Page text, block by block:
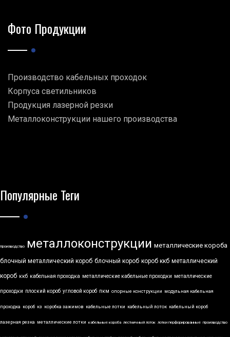
Фото Продукции
Производство кабельных проходок
Корпуса светильников
Продукция лазерной резки
Металлоконструкции нашего производства
Популярные Теги
производство металлоконструкции металлические короба
блочный металлический короб блочный короб короб ккб металлический
короб ккб кабельная проходка металлические кабельные проходки металлические
проходки плоский короб угловой короб пкм опорные конструкции модульная кабельная
проходка короб кз коробка зажимов кабельные лотки кабельный лоток кабельный короб
лазерная резка металлические лотки кабельные короба лестничный лоток лотки перфорированные производство